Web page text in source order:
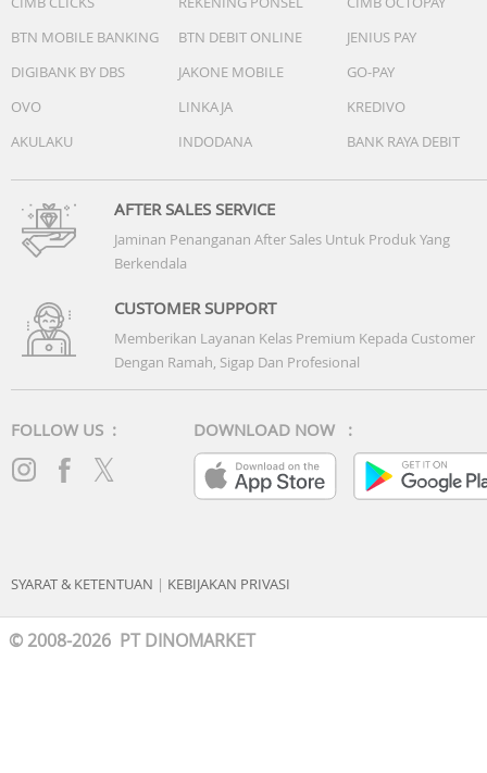
BTN MOBILE BANKING
BTN DEBIT ONLINE
JENIUS PAY
DIGIBANK BY DBS
JAKONE MOBILE
GO-PAY
OVO
LINKAJA
KREDIVO
AKULAKU
INDODANA BANK RAYA DEBIT
AFTER SALES SERVICE
Jaminan Penanganan After Sales Untuk Produk Yang
Berkendala
CUSTOMER SUPPORT
Memberikan Layanan Kelas Premium Kepada Customer
Dengan Ramah, Sigap Dan Profesional
FOLLOW US : DOWNLOAD NOW :
SYARAT & KETENTUAN | KEBIJAKAN PRIVASI
© 2008-2026 PT DINOMARKET